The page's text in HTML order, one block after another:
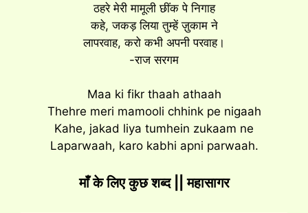
ठहरे मेरी मामूली छींक पे निगाह
कहे, जकड़ लिया तुम्हें ज़ुकाम ने
लापरवाह, करो कभी अपनी परवाह।
-राज सरगम
Maa ki fikr thaah athaah
Thehre meri mamooli chhink pe nigaah
Kahe, jakad liya tumhein zukaam ne
Laparwaah, karo kabhi apni parwaah.
माँ के लिए कुछ शब्द || महासागर